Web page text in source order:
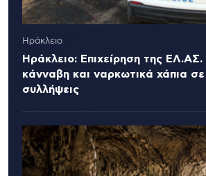
Ηράκλειο
Ηράκλειο: Επιχείρηση της
κάνναβη και ναρκωτικά χάπια
συλλήψεις